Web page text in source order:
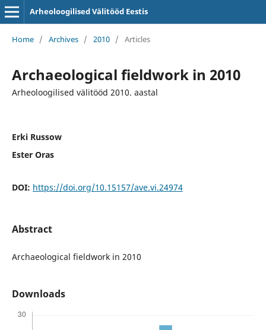
Arheoloogilised Välitööd Eestis
Home / Archives / 2010 / Articles
Archaeological fieldwork in 2010
Arheoloogilised välitööd 2010. aastal
Erki Russow
Ester Oras
DOI: https://doi.org/10.15157/ave.vi.24974
Abstract
Archaeological fieldwork in 2010
Downloads